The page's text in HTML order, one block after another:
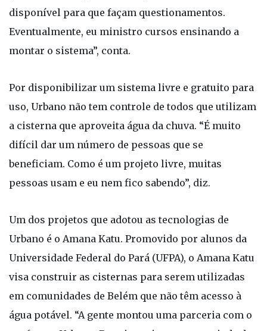
disponível para que façam questionamentos.
Eventualmente, eu ministro cursos ensinando a
montar o sistema”, conta.
Por disponibilizar um sistema livre e gratuito para
uso, Urbano não tem controle de todos que utilizam
a cisterna que aproveita água da chuva. “É muito
difícil dar um número de pessoas que se
beneficiam. Como é um projeto livre, muitas
pessoas usam e eu nem fico sabendo”, diz.
Um dos projetos que adotou as tecnologias de
Urbano é o Amana Katu. Promovido por alunos da
Universidade Federal do Pará (UFPA), o Amana Katu
visa construir as cisternas para serem utilizadas
em comunidades de Belém que não têm acesso à
água potável. “A gente montou uma parceria com o